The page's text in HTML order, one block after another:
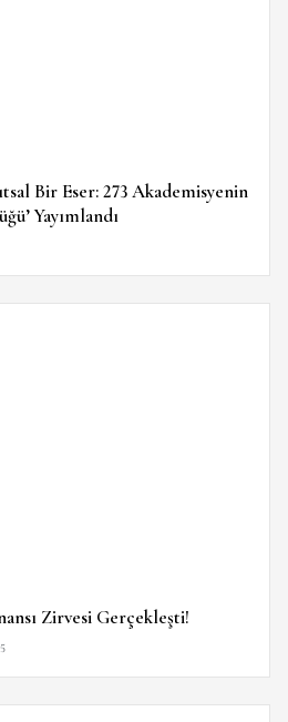
Bir Eser: 273 Akademisyenin
Yayımlandı
Zirvesi Gerçekleşti!